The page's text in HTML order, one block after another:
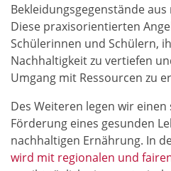
Bekleidungsgegenstände
Diese praxisorientierten
Schülerinnen und Schülern,
Nachhaltigkeit zu vertiefen
Umgang mit Ressourcen zu
Des Weiteren legen wir
Förderung eines gesunden
nachhaltigen Ernährung. In
wird mit regionalen und